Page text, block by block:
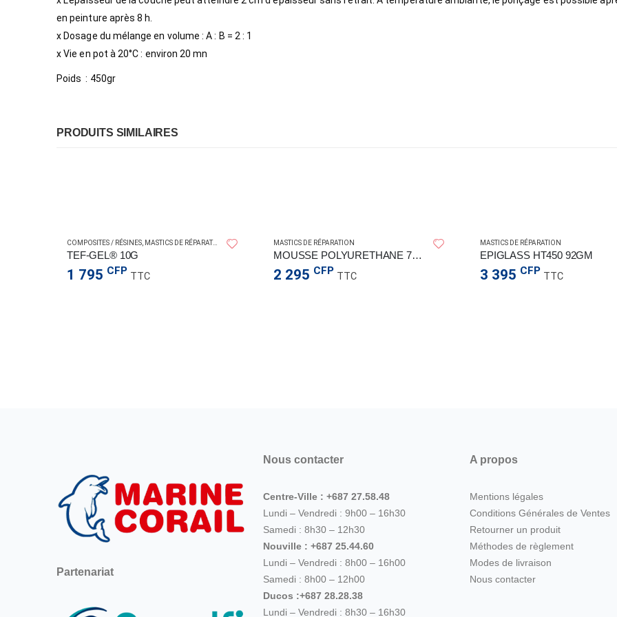
en peinture après 8 h.
x Dosage du mélange en volume : A : B = 2 : 1
xVie en pot à 20°C : environ 20 mn
Poids : 450gr
PRODUITS SIMILAIRES
COMPOSITES / RÉSINES, MASTICS DE RÉPARATION
TEF-GEL® 10G
1 795 CFP TTC
MASTICS DE RÉPARATION
MOUSSE POLYURETHANE 750ML
2 295 CFP TTC
MASTICS DE RÉPARATION
EPIGLASS HT450 92GM
3 395 CFP TTC
Partenariat
Nous contacter
Centre-Ville : +687 27.58.48
Lundi – Vendredi : 9h00 – 16h30
Samedi : 8h30 – 12h30
Nouville : +687 25.44.60
Lundi – Vendredi : 8h00 – 16h00
Samedi : 8h00 – 12h00
Ducos :+687 28.28.38
Lundi – Vendredi : 8h30 – 16h30
A propos
Mentions légales
Conditions Générales de Ventes
Retourner un produit
Méthodes de règlement
Modes de livraison
Nous contacter